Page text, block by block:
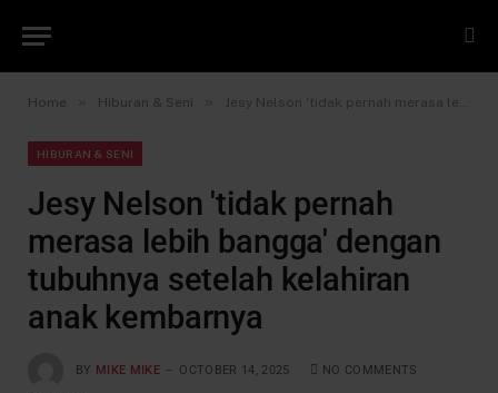
Home Hiburan & Seni Jesy Nelson 'tidak pernah merasa lebih bangga' dengan tubuhnya setelah kelahiran anak kembarnya
HIBURAN & SENI
Jesy Nelson 'tidak pernah
merasa lebih bangga' dengan
tubuhnya setelah kelahiran
anak kembarnya
BY MIKE MIKE OCTOBER 14, 2025 NO COMMENTS